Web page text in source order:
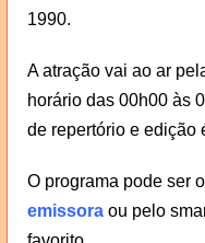
1990.
A atração vai ao ar
horário das 00h00 às
de repertório e edição
O programa pode ser
emissoraou pelo